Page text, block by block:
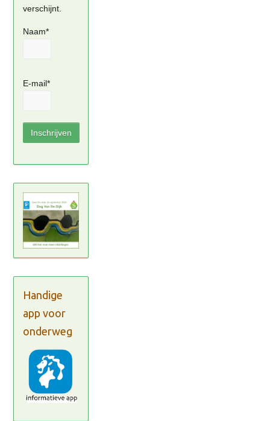
verschijnt.
Naam*
E-mail*
Handige
app voor
onderweg